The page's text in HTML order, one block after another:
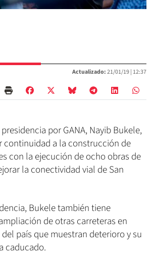
Actualizado:21/01/19 | 12:37
por GANA, Nayib Bukele,
continuidad a la construcción de
con la ejecución de ocho obras de
la conectividad vial de San
Bukele también tiene
de otras carreteras en
país que muestran deterioro y su
caducado.